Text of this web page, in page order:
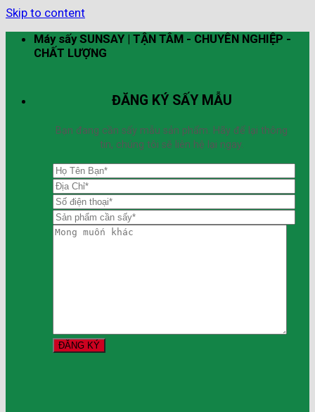
Skip to content
Máy sấy SUNSAY | TẬN TÂM - CHUYÊN NGHIỆP -
CHẤT LƯỢNG
ĐĂNG KÝ SẤY MẪU
Bạn đang cần sấy mẫu sản phẩm. Hãy để lại thông
tin, chúng tôi sẽ liên hệ lại ngay.